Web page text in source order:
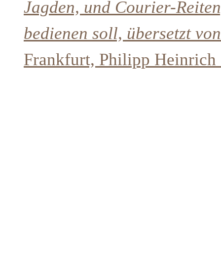
Jagden, und Courier-
bedienen soll, übersetzt
Frankfurt, Philipp Heinrich